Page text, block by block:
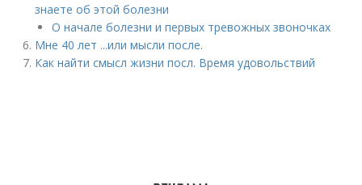
знаете об этой болезни
О начале болезни и первых тревожных звоночках
Мне 40 лет ...или мысли после.
Как найти смысл жизни посл. Время удовольствий